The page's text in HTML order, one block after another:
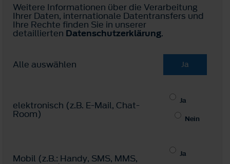
Weitere Informationen über die Verarbeitung
Ihrer Daten, internationale Datentransfers und
Ihre Rechte finden Sie in unserer
detaillierten Datenschutzerklärung.
Alle auswählen Ja
elektronisch (z.B. E-Mail, Chat-
Room)
Ja
Nein
Mobil (z.B.: Handy, SMS, MMS, Ja